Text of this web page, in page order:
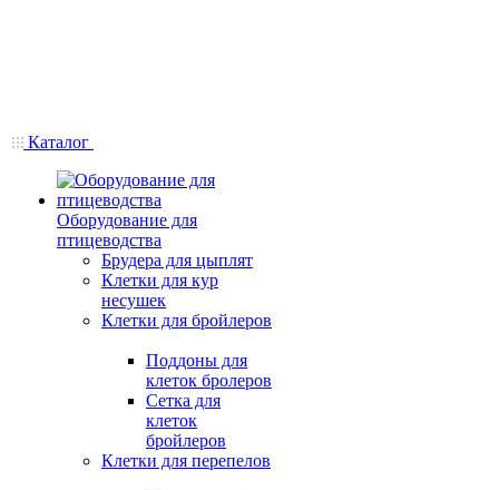
Каталог
Оборудование для
птицеводства
Брудера для цыплят
Клетки для кур
несушек
Клетки для бройлеров
Поддоны для
клеток бролеров
Сетка для
клеток
бройлеров
Клетки для перепелов